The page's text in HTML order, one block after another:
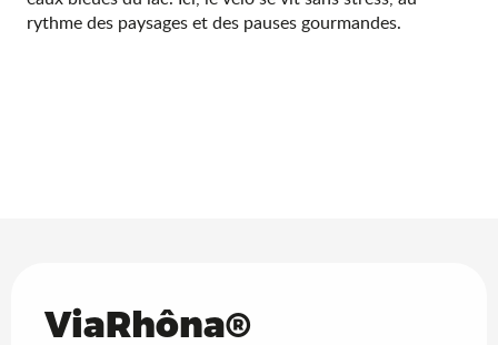
rythme des paysages et des pauses gourmandes.
ViaRhôna®